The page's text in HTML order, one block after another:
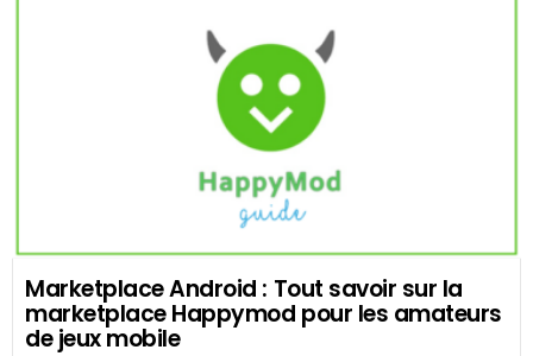
Marketplace Android : Tout savoir sur la
marketplace Happymod pour les amateurs
de jeux mobile